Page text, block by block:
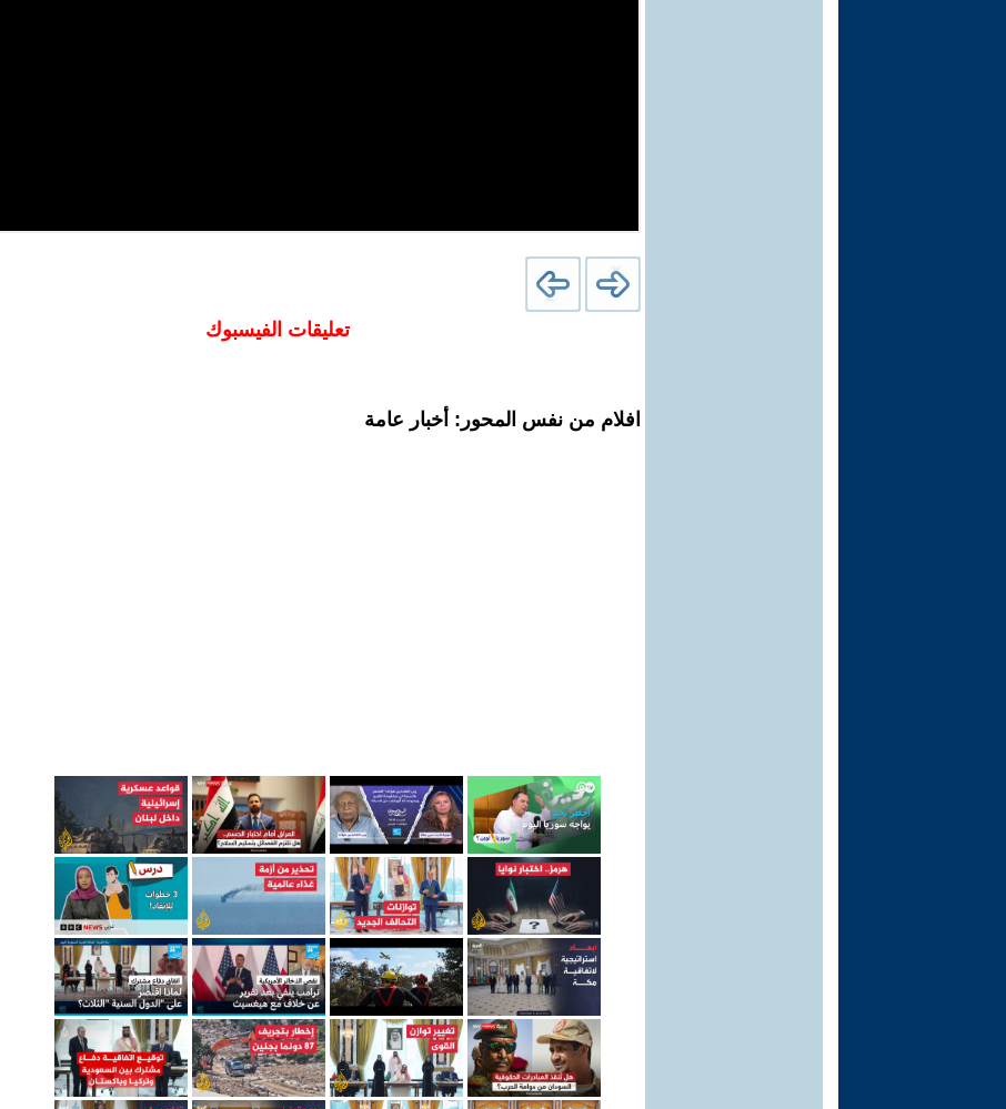
تعليقات الفيسبوك
افلام من نفس المحور: أخبار عامة